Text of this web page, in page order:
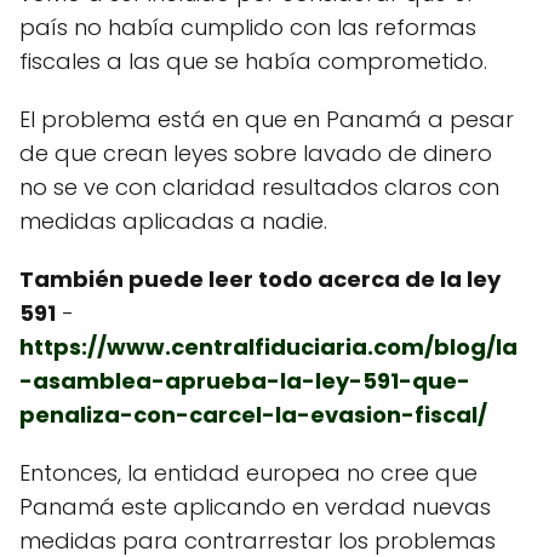
país no había cumplido con las reformas
fiscales a las que se había comprometido.
El problema está en que en Panamá a pesar
de que crean leyes sobre lavado de dinero
no se ve con claridad resultados claros con
medidas aplicadas a nadie.
También puede leer todo acerca de la ley
591 -
https://www.centralfiduciaria.com/blog/la
-asamblea-aprueba-la-ley-591-que-
penaliza-con-carcel-la-evasion-fiscal/
Entonces, la entidad europea no cree que
Panamá este aplicando en verdad nuevas
medidas para contrarrestar los problemas